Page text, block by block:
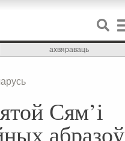
ахвяраваць
Сям’і
абразоў